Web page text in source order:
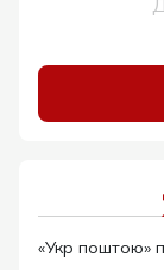
«Укр поштою»